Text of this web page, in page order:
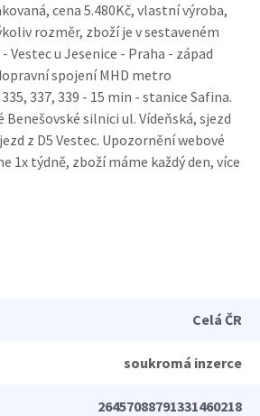
cena 5.480Kč, vlastní výroba,
rozměr, zboží je v sestaveném
- Vestec u Jesenice - Praha - západ
spojení MHD metro
337, 339 - 15 min - stanice Safina.
silnici ul. Vídeňská, sjezd
z D5 Vestec. Upozornění webové
1x týdně, zboží máme každý den, více
Celá ČR
soukromá inzerce
26457088791331460218